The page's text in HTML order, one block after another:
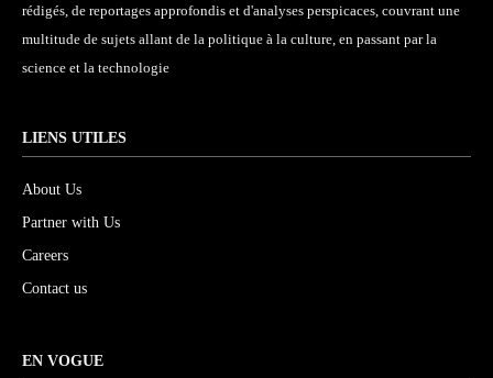
rédigés, de reportages approfondis et d'analyses perspicaces, couvrant une
multitude de sujets allant de la politique à la culture, en passant par la
science et la technologie
LIENS UTILES
About Us
Partner with Us
Careers
Contact us
EN VOGUE